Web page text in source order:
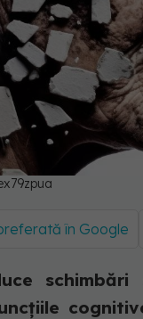
în Google